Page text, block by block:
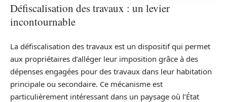
Défiscalisation des travaux : un levier
incontournable
La défiscalisation des travaux est un dispositif qui permet
aux propriétaires d’alléger leur imposition grâce à des
dépenses engagées pour des travaux dans leur habitation
principale ou secondaire. Ce mécanisme est
particulièrement intéressant dans un paysage où l’État